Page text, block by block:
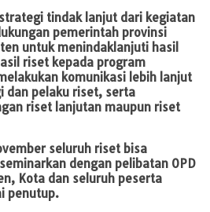
tindak lanjut dari kegiatan
pemerintah provinsi
untuk menindaklanjuti hasil
riset kepada program
komunikasi lebih lanjut
dan pelaku riset, serta
riset lanjutan maupun riset
seluruh riset bisa
dengan pelibatan OPD
Kota dan seluruh peserta
penutup.